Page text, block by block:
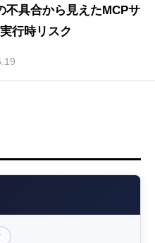
不具合から見えたMCPサ
行時リスク